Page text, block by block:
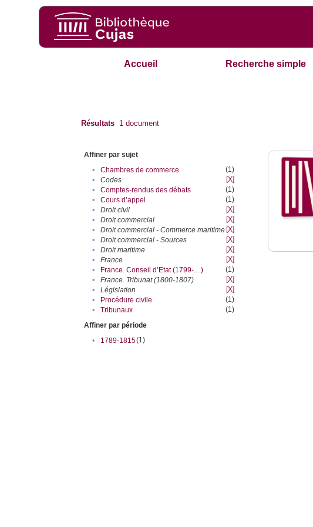
Accueil Recherche simple
Résultats 1 document
Affiner par sujet
•
Chambres de commerce
(1)
•
Codes
[X]
•
Comptes-rendus des débats
(1)
•
Cours d’appel
(1)
•
Droit civil
[X]
•
Droit commercial
[X]
•
Droit commercial - Commerce maritime [X]
•
Droit commercial - Sources
[X]
•
Droit maritime
[X]
•
France
[X]
•
France. Conseil d’Etat (1799-....)
(1)
•
France. Tribunat (1800-1807)
[X]
•
Législation
[X]
•
Procédure civile
(1)
•
Tribunaux
(1)
Affiner par période
•
1789-1815(1)